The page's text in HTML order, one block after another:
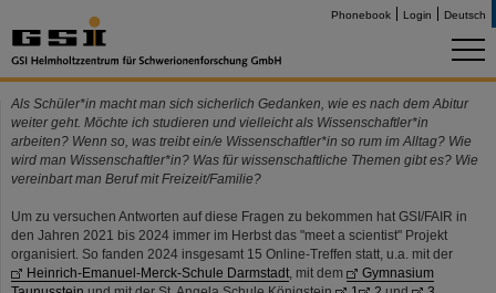
Phonebook Login Deutsch
Als Schüler*in macht man sich sicherlich Gedanken, wie es nach dem Abitur
weiter geht. Möchte ich studieren und vielleicht als Wissenschaftler*in
arbeiten? Wenn so, was treibt ein/e Wissenschaftler*in so rum im Alltag? Wie
wird man Wissenschaftler*in? Was für wissenschaftliche Themen gibt es? Wie
vereinbart man Beruf mit Freizeit/Familie?
Um zu versuchen Antworten auf diese Fragen zu bekommen hat GSI/FAIR in
den Jahren 2021 bis 2024 immer im Herbst das "meet a scientist" Projekt
organisiert. So fanden 2024 insgesamt 15 Online-Treffen statt, u.a. mit der
Heinrich-Emanuel-Merck-Schule Darmstadt, mit dem
Gymnasium